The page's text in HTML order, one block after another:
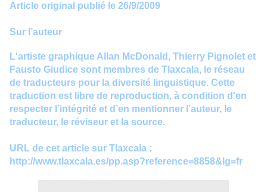
Article original publié le 26/9/2009
Sur l’auteur
L'artiste graphique Allan McDonald, Thierry Pignolet et
Fausto Giudice sont membres de Tlaxcala, le réseau
de traducteurs pour la diversité linguistique. Cette
traduction est libre de reproduction, à condition d'en
respecter l’intégrité et d’en mentionner l’auteur, le
traducteur, le réviseur et la source.
URL de cet article sur Tlaxcala :
http://www.tlaxcala.es/pp.asp?reference=8858&lg=fr